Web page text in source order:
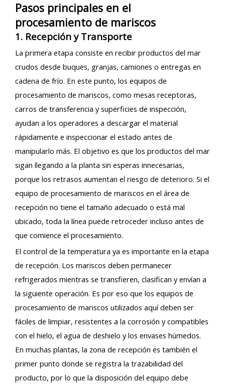
Pasos principales en el
procesamiento de mariscos
1. Recepción y Transporte
La primera etapa consiste en recibir productos del mar
crudos desde buques, granjas, camiones o entregas en
cadena de frío. En este punto, los equipos de
procesamiento de mariscos, como mesas receptoras,
carros de transferencia y superficies de inspección,
ayudan a los operadores a descargar el material
rápidamente e inspeccionar el estado antes de
manipularlo más. El objetivo es que los productos del mar
sigan llegando a la planta sin esperas innecesarias,
porque los retrasos aumentan el riesgo de deterioro. Si el
equipo de procesamiento de mariscos en el área de
recepción no tiene el tamaño adecuado o está mal
ubicado, toda la línea puede retroceder incluso antes de
que comience el procesamiento.
El control de la temperatura ya es importante en la etapa
de recepción. Los mariscos deben permanecer
refrigerados mientras se transfieren, clasifican y envían a
la siguiente operación. Es por eso que los equipos de
procesamiento de mariscos utilizados aquí deben ser
fáciles de limpiar, resistentes a la corrosión y compatibles
con el hielo, el agua de deshielo y los envases húmedos.
En muchas plantas, la zona de recepción es también el
primer punto donde se registra la trazabilidad del
producto, por lo que la disposición del equipo debe